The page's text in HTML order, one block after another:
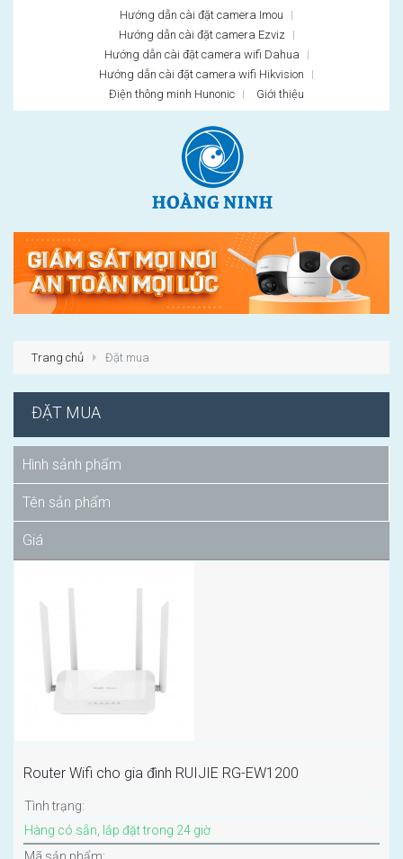
Hướng dẫn cài đặt camera Imou
Hướng dẫn cài đặt camera Ezviz
Hướng dẫn cài đặt camera wifi Dahua
Hướng dẫn cài đặt camera wifi Hikvision
Điện thông minh Hunonic
Giới thiệu
Trang chủ Đặt mua
ĐẶT MUA
Hình sảnh phẩm
Tên sản phẩm
Giá
Router Wifi cho gia đình RUIJIE RG-EW1200
Tình trạng:
Hàng có sẵn, lắp đặt trong 24 giờ